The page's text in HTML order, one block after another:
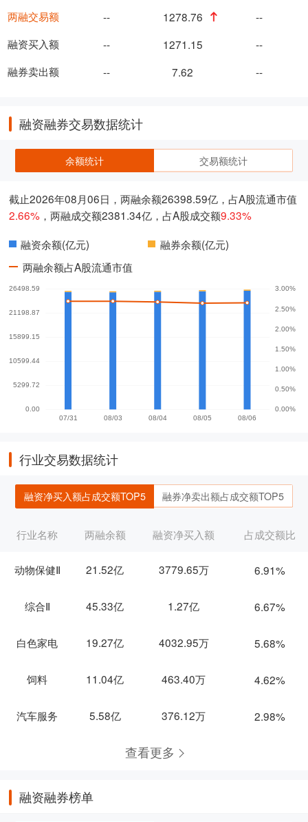
两融交易额
融资买入额
融券卖出额
--
1278.76
--
--
1271.15
--
--
7.62 --
融资融券交易数据统计
余额统计 交易额统计
截止2026年08月06日，两融余额26398.59亿，占A股流通市值
2.66% ，两融成交额2381.34亿，占A股成交额9.33%
融资余额(亿元)
融券余额(亿元)
两融余额占A股流通市值
行业交易数据统计
融资净买入额占成交额TOP5 融券净卖出额占成交额TOP5
行业名称 两融余额 融资净买入额 占成交额比
动物保健Ⅱ 21.52亿 3779.65万 6.91%
综合Ⅱ 45.33亿 1.27亿 6.67%
白色家电 19.27亿 4032.95万 5.68%
饲料 11.04亿 463.40万 4.62%
汽车服务 5.58亿 376.12万 2.98%
查看更多
融资融券榜单